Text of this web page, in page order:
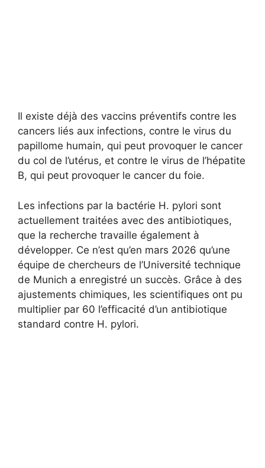
Il existe déjà des vaccins préventifs contre les
cancers liés aux infections, contre le virus du
papillome humain, qui peut provoquer le cancer
du col de l’utérus, et contre le virus de l’hépatite
B, qui peut provoquer le cancer du foie.
Les infections par la bactérie H. pylori sont
actuellement traitées avec des antibiotiques,
que la recherche travaille également à
développer. Ce n’est qu’en mars 2026 qu’une
équipe de chercheurs de l’Université technique
de Munich a enregistré un succès. Grâce à des
ajustements chimiques, les scientifiques ont pu
multiplier par 60 l’efficacité d’un antibiotique
standard contre H. pylori.